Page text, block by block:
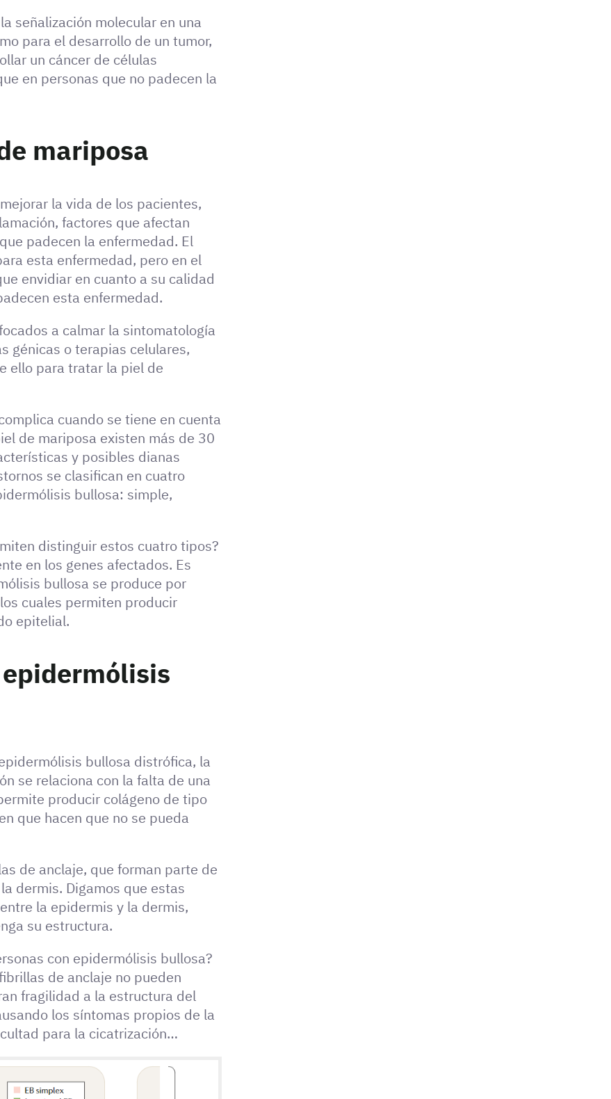
señalización molecular en una
para el desarrollo de un tumor,
un cáncer de células
en personas que no padecen la
mariposa
la vida de los pacientes,
factores que afectan
padecen la enfermedad. El
esta enfermedad, pero en el
envidiar en cuanto a su calidad
esta enfermedad.
a calmar la sintomatología
génicas o terapias celulares,
ello para tratar la piel de
cuando se tiene en cuenta
de mariposa existen más de 30
y posibles dianas
se clasifican en cuatro
bullosa: simple,
distinguir estos cuatro tipos?
en los genes afectados. Es
bullosa se produce por
cuales permiten producir
epitelial.
epidermólisis
bullosa distrófica, la
se relaciona con la falta de una
producir colágeno de tipo
que hacen que no se pueda
de anclaje, que forman parte de
dermis. Digamos que estas
la epidermis y la dermis,
su estructura.
con epidermólisis bullosa?
de anclaje no pueden
fragilidad a la estructura del
los síntomas propios de la
para la cicatrización…